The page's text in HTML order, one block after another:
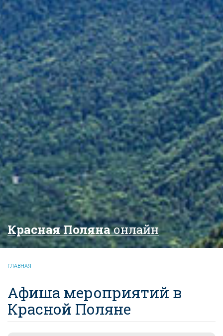
Красная Полянаонлайн
ГЛАВНАЯ
Афиша мероприятий в
Красной Поляне